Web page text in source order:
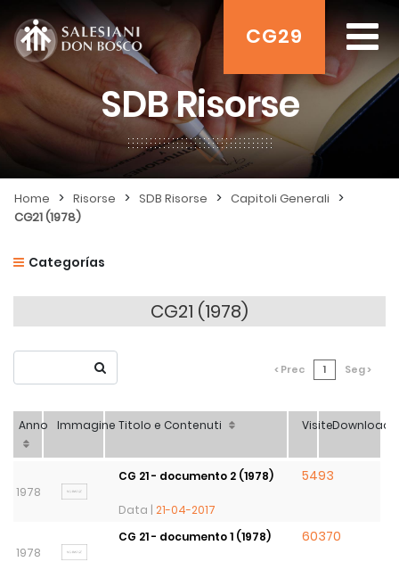
CG29
SDB Risorse
Home > Risorse > SDB Risorse > Capitoli Generali >
CG21 (1978)
Categorías
CG21 (1978)
< Prec 1 Seg >
Anno Immagine Titolo e Contenuti VisiteDownload
1978
CG 21 - documento 2 (1978)
Data | 21-04-2017
5493
1978
CG 21 - documento 1 (1978) 60370